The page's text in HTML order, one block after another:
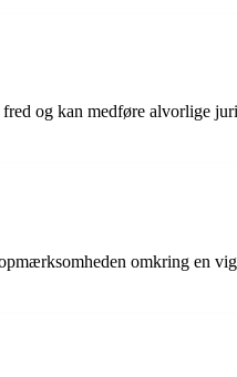
og kan medføre alvorlige
omkring en